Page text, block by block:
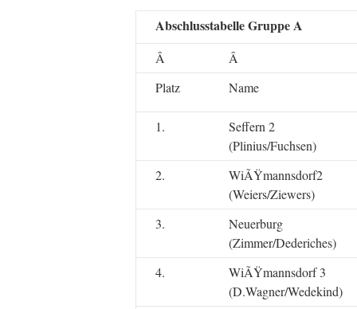
Abschlusstabelle Gruppe A
Â
Â
Platz
Name
1.
Seffern 2
(Plinius/Fuchsen)
2.
WiÃŸmannsdorf2
(Weiers/Ziewers)
3.
Neuerburg
(Zimmer/Dederiches)
4.
WiÃŸmannsdorf 3
(D.Wagner/Wedekind)